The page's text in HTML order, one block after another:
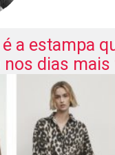
a estampa
nos dias